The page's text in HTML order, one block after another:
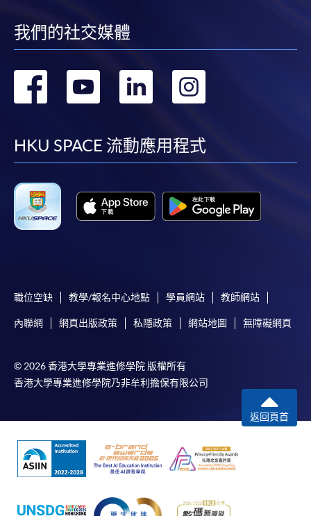
我們的社交媒體
轉
facebook
轉
youtube
轉
linkedin
HKU SPACE 流動應用程式
職位空缺 教學/報名中心地點 學員網站 教師網站
內聯網 網頁出版政策 私隱政策 網站地圖 無障礙網頁
© 2026 香港大學專業進修學院 版權所有
香港大學專業進修學院乃非牟利擔保有限公司
返回頁首